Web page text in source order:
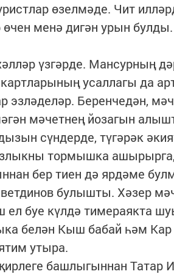
өзелмәде. Чит
өчен менә дигән урын
үзгәрде. Мансурның
усаллагы да
эзләделәр. Беренчедән,
мәчетнең йозагын
сүндерде, түгәрәк
тормышка ашырырга,
бер тиен дә ярдәме
булышты. Хәзер
буе күлдә тимераякта
белән Кыш бабай һәм
утыра.
башлыгыннан Татар